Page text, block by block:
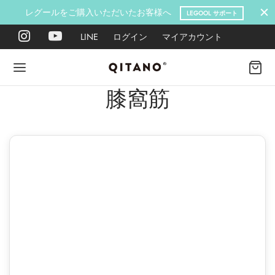
レグールをご購入いただいたお客様へ LEGOOL サポート
LINE ログイン マイアカウント
膝窩筋